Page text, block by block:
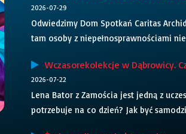
2026-07-29
Odwiedzimy Dom Spotkań Caritas
tam osoby z niepełnosprawnościami
Wczasorekolekcje w Dąbrowicy.
2026-07-22
Lena Bator z Zamościa jest jedną z
potrzebuje na co dzień? Jak być